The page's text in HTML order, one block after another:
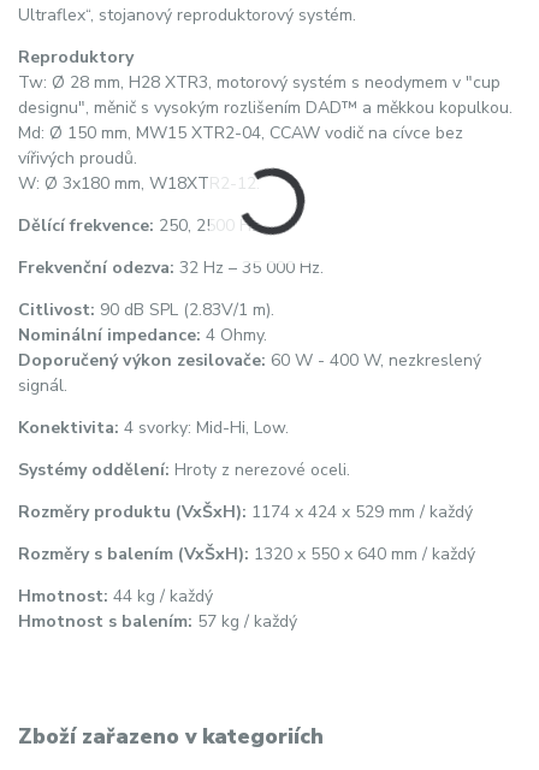
Ultraflex“, stojanový reproduktorový systém.
Reproduktory
Tw: Ø 28 mm, H28 XTR3, motorový systém s neodymem v "cup
designu", měnič s vysokým rozlišením DAD™ a měkkou kopulkou.
Md: Ø 150 mm, MW15 XTR2-04, CCAW vodič na cívce bez
vířivých proudů.
W: Ø 3x180 mm, W18XTR2-12.
Dělící frekvence: 250, 2500 Hz
Frekvenční odezva: 32 Hz – 35 000 Hz.
Citlivost: 90 dB SPL (2.83V/1 m).
Nominální impedance: 4 Ohmy.
Doporučený výkon zesilovače: 60 W - 400 W, nezkreslený
signál.
Konektivita: 4 svorky: Mid-Hi, Low.
Systémy oddělení: Hroty z nerezové oceli.
Rozměry produktu (VxŠxH): 1174 x 424 x 529 mm / každý
Rozměry s balením (VxŠxH): 1320 x 550 x 640 mm / každý
Hmotnost: 44 kg / každý
Hmotnost s balením: 57 kg / každý
Zboží zařazeno v kategoriích